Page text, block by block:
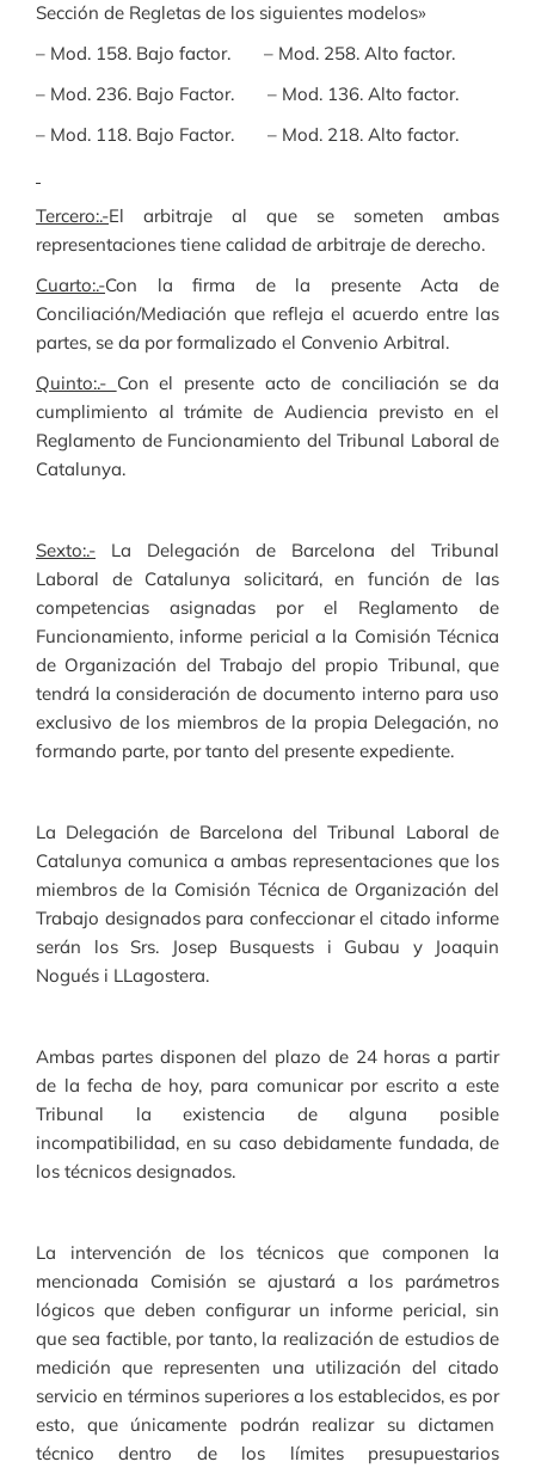
Sección de Regletas de los siguientes modelos»
– Mod. 158. Bajo factor. – Mod. 258. Alto factor.
– Mod. 236. Bajo Factor. – Mod. 136. Alto factor.
– Mod. 118. Bajo Factor. – Mod. 218. Alto factor.
Tercero:.-El arbitraje al que se someten ambas
representaciones tiene calidad de arbitraje de derecho.
Cuarto:.-Con la firma de la presente Acta de
Conciliación/Mediación que refleja el acuerdo entre las
partes, se da por formalizado el Convenio Arbitral.
Quinto:.- Con el presente acto de conciliación se da
cumplimiento al trámite de Audiencia previsto en el
Reglamento de Funcionamiento del Tribunal Laboral de
Catalunya.
Sexto:.- La Delegación de Barcelona del Tribunal
Laboral de Catalunya solicitará, en función de las
competencias asignadas por el Reglamento de
Funcionamiento, informe pericial a la Comisión Técnica
de Organización del Trabajo del propio Tribunal, que
tendrá la consideración de documento interno para uso
exclusivo de los miembros de la propia Delegación, no
formando parte, por tanto del presente expediente.
La Delegación de Barcelona del Tribunal Laboral de
Catalunya comunica a ambas representaciones que los
miembros de la Comisión Técnica de Organización del
Trabajo designados para confeccionar el citado informe
serán los Srs. Josep Busquests i Gubau y Joaquin
Nogués i LLagostera.
Ambas partes disponen del plazo de 24 horas a partir
de la fecha de hoy, para comunicar por escrito a este
Tribunal la existencia de alguna posible
incompatibilidad, en su caso debidamente fundada, de
los técnicos designados.
La intervención de los técnicos que componen la
mencionada Comisión se ajustará a los parámetros
lógicos que deben configurar un informe pericial, sin
que sea factible, por tanto, la realización de estudios de
medición que representen una utilización del citado
servicio en términos superiores a los establecidos, es por
esto, que únicamente podrán realizar su dictamen
técnico dentro de los límites presupuestarios